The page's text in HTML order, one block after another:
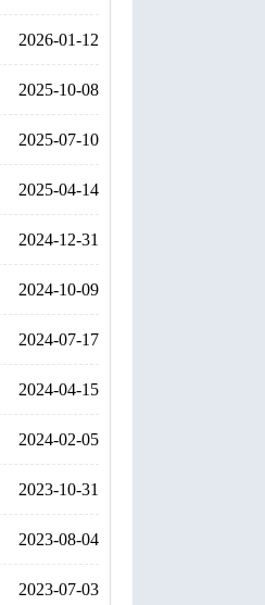
2026-01-12
2025-10-08
2025-07-10
2025-04-14
2024-12-31
2024-10-09
2024-07-17
2024-04-15
2024-02-05
2023-10-31
2023-08-04
2023-07-03